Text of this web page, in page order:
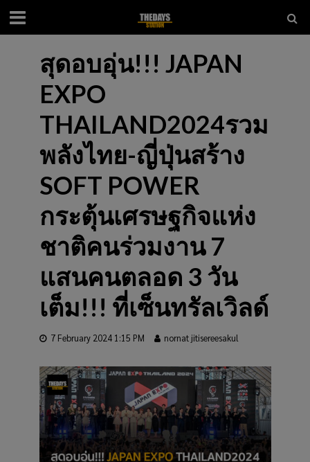
สุดอบอุ่น!!! JAPAN
EXPO
THAILAND2024รวม
พลังไทย-ญี่ปุ่นสร้าง
SOFT POWER
กระตุ้นเศรษฐกิจแห่ง
ชาติคนร่วมงาน 7
แสนคนตลอด 3 วัน
เต็ม!!! ที่เซ็นทรัลเวิลด์
7 February 2024 1:15 PM nornat jitisereesakul